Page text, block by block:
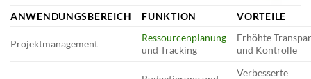
ANWENDUNGSBEREICH FUNKTION VORTEILE
Projektmanagement
Ressourcenplanung
und Tracking
Erhöhte
und Kontrolle
Verbesserte